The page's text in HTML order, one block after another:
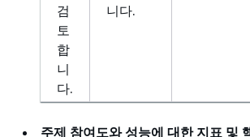
검
토
합
니
다.
니다.
주제 참여도와 성능에 대한 지표 및